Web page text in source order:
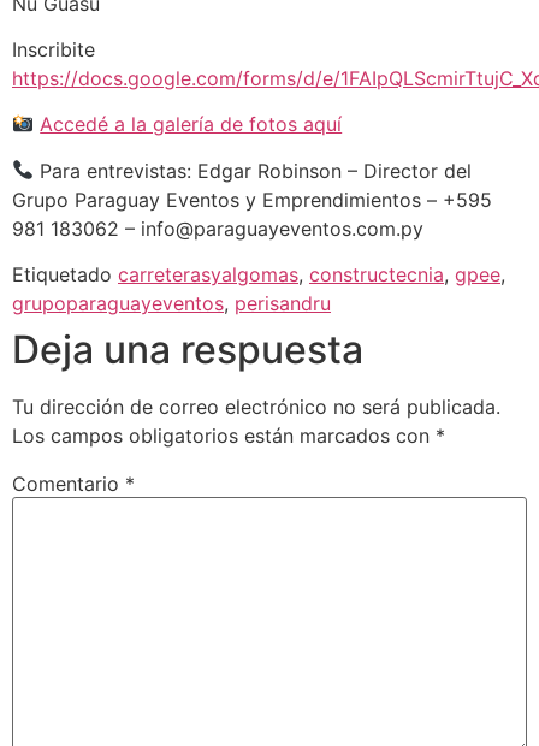
Inscribite
https://docs.google.com/forms/d/e/
Accedé a la galería de fotos aquí
Para entrevistas: Edgar Robinson – Director del
Grupo Paraguay Eventos y Emprendimientos – +595
981 183062 – info@paraguayeventos.com.py
Etiquetado carreterasyalgomas, constructecnia, gpee,
grupoparaguayeventos, perisandru
Deja una respuesta
Tu dirección de correo electrónico no será publicada.
Los campos obligatorios están marcados con *
Comentario *